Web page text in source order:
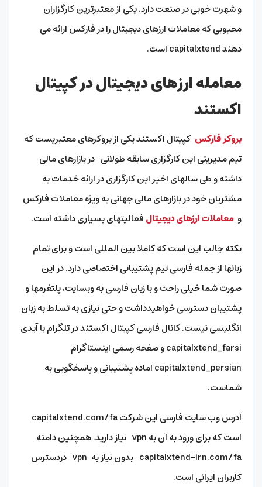
و شهرت خوبی در صنعت دارد. یکی از معتبرترین کارگزاران
محبوبی که معاملات ارزهای دیجیتال را در فارکس ارائه می
دهند capitalxtend است.
معامله ارزهای دیجیتال در کپیتال
اکستند
بروکر فارکس کپیتال اکستند یکی از بروکرهای معتبریست که
تیم مدیریتی این کارگزاری سابقه طولانی در بازارهای مالی
داشته و طی سالهای اخیر این کارگزاری در ارائه خدمات به
مشتریان خود در بازارهای مالی جهانی به ویژه معاملات فارکس
ومعاملات ارزهای دیجیتالفعالیتهای بسیاری داشته است.
نکته جالب این است که کاملا بین المللی است و برای تمام
زبانها از جمله فارسی تیم پشتیبانی اختصاصی دارد. در این
صورت شما خیلی راحت و با زبان فارسی به وبسایت، پلتفرمها و
پشتیبان دسترسی خواهیدداشت و حتی نیازی به تسلط به زبان
انگلیسی نیست. کانال فارسی کپیتال اکستند در تلگرام با آیدی
capitalxtend_farsi و صفحه رسمی اینستاگرام
capitalxtend_persian آماده پشتیبانی و پاسخگویی به
شماست.
آدرس وب سایت فارسی این شرکت capitalxtend.com/fa
است که برای ورود به آن به vpn نیاز دارید. همچنین دامنه
capitalxtend-irn.com/fa بدون نیاز به vpn دردسترس
کاربران ایرانی است.